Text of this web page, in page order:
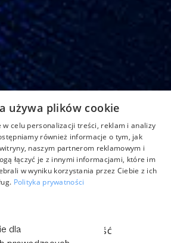
Polska
Kontakt
Formularz reklamacji
rights reserved.
Informacyjny
dla
używa plików cookie
w celu personalizacji treści, reklam i analizy
również informacje o tym, jak
naszym partnerom reklamowym i
łączyć je z innymi informacjami, które im
w wyniku korzystania przez Ciebie z ich
Polityka prywatności
FUNKCJONALNOŚĆ